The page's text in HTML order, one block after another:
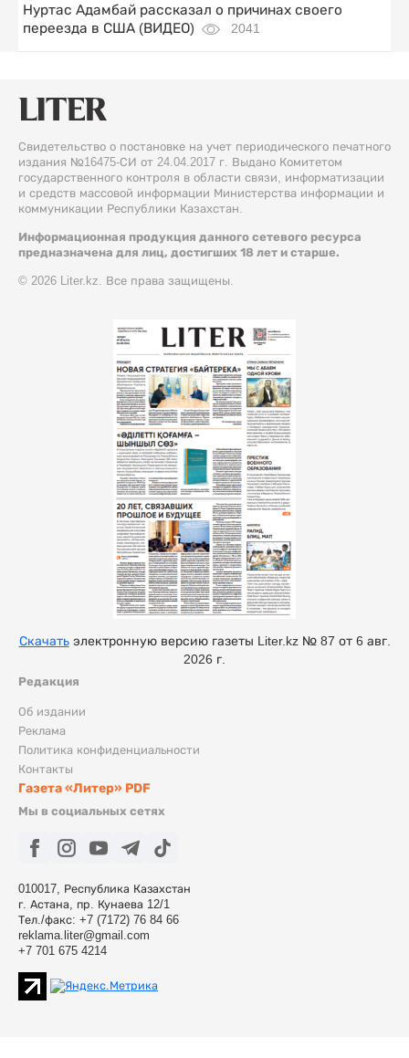
Нуртас Адамбай рассказал о причинах своего
переезда в США (ВИДЕО)
2041
Свидетельство о постановке на учет периодического печатного
издания №16475-СИ от 24.04.2017 г. Выдано Комитетом
государственного контроля в области связи, информатизации
и средств массовой информации Министерства информации и
коммуникации Республики Казахстан.
Информационная продукция данного сетевого ресурса
предназначена для лиц, достигших 18 лет и старше.
© 2026 Liter.kz. Все права защищены.
Редакция
Об издании
Реклама
Политика конфиденциальности
Контакты
Газета «Литер» PDF
Мы в социальных сетях
010017, Республика Казахстан
г. Астана, пр. Кунаева 12/1
Тел./факс: +7 (7172) 76 84 66
reklama.liter@gmail.com
+7 701 675 4214
Скачатьэлектронную версию газеты Liter.kz № 87 от 6 авг.
2026 г.